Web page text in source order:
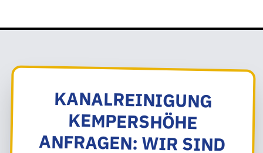
KANALREINIGUNG
KEMPERSHÖHE
ANFRAGEN: WIR SIND
TELEFONISCH